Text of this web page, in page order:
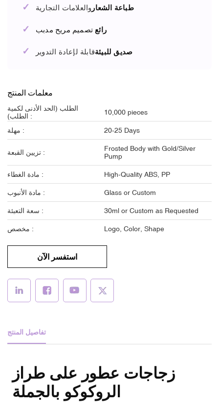
✓ طباعة الشعار والعلامات التجارية
✓ رائع تصميم مريح مدبب
✓ صديق للبيئةقابلة لإعادة التدوير
معلمات المنتج
الطلب (الحد الأدنى لكمية
الطلب) :
10,000 pieces
مهلة : 20-25 Days
تزيين القبعة :
Frosted Body with Gold/Silver
Pump
مادة الغطاء : High-Quality ABS, PP
مادة الأنبوب : Glass or Custom
سعة التعبئة : 30ml or Custom as Requested
مخصص : Logo, Color, Shape
استفسر الآن
تفاصيل المنتج
زجاجات عطور على طراز
الروكوكو بالجملة